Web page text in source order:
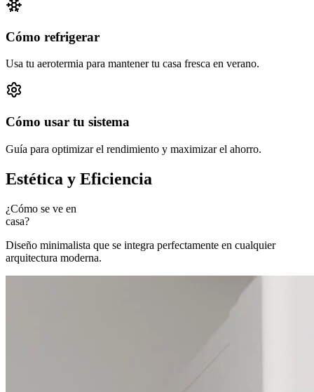
Cómo refrigerar
Usa tu aerotermia para mantener tu casa fresca en verano.
Cómo usar tu sistema
Guía para optimizar el rendimiento y maximizar el ahorro.
Estética y Eficiencia
¿Cómo se ve en
casa?
Diseño minimalista que se integra perfectamente en cualquier
arquitectura moderna.